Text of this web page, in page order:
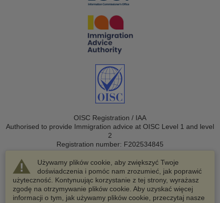
Używamy plików cookie, aby zwiększyć Twoje
doświadczenia i pomóc nam zrozumieć, jak poprawić
użyteczność. Kontynuując korzystanie z tej strony, wyrażasz
zgodę na otrzymywanie plików cookie. Aby uzyskać więcej
informacji o tym, jak używamy plików cookie, przeczytaj nasze
OISC Registration / IAA
Authorised to provide Immigration advice at OISC Level 1 and level
2
Registration number: F202534845